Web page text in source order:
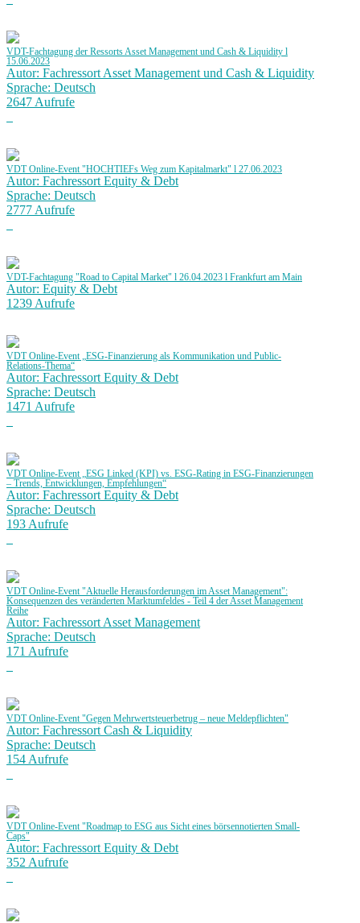
VDT-Fachtagung der Ressorts Asset Management und Cash & Liquidity l
15.06.2023
Autor: Fachressort Asset Management und Cash & Liquidity
Sprache: Deutsch
2647 Aufrufe
VDT Online-Event "HOCHTIEFs Weg zum Kapitalmarkt" l 27.06.2023
Autor: Fachressort Equity & Debt
Sprache: Deutsch
2777 Aufrufe
VDT-Fachtagung "Road to Capital Market" l 26.04.2023 l Frankfurt am Main
Autor: Equity & Debt
1239 Aufrufe
VDT Online-Event „ESG-Finanzierung als Kommunikation und Public-
Relations-Thema“
Autor: Fachressort Equity & Debt
Sprache: Deutsch
1471 Aufrufe
VDT Online-Event „ESG Linked (KPI) vs. ESG-Rating in ESG-Finanzierungen
– Trends, Entwicklungen, Empfehlungen“
Autor: Fachressort Equity & Debt
Sprache: Deutsch
193 Aufrufe
VDT Online-Event "Aktuelle Herausforderungen im Asset Management":
Konsequenzen des veränderten Marktumfeldes - Teil 4 der Asset Management
Reihe
Autor: Fachressort Asset Management
Sprache: Deutsch
171 Aufrufe
VDT Online-Event "Gegen Mehrwertsteuerbetrug – neue Meldepflichten"
Autor: Fachressort Cash & Liquidity
Sprache: Deutsch
154 Aufrufe
VDT Online-Event "Roadmap to ESG aus Sicht eines börsennotierten Small-
Caps"
Autor: Fachressort Equity & Debt
352 Aufrufe